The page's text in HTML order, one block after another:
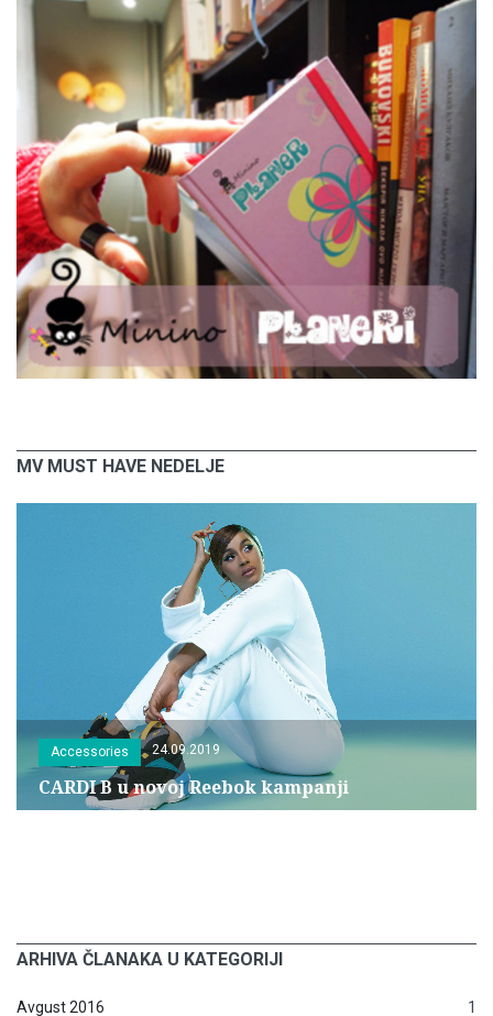
MV MUST HAVE NEDELJE
Accessories 24.09.2019
CARDI B u novoj Reebok kampanji
ARHIVA ČLANAKA U KATEGORIJI
Avgust 2016 1